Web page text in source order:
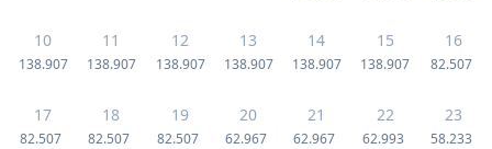
10
138.907
11
138.907
12
138.907
13
138.907
14
138.907
15
138.907
16
82.507
17
82.507
18
82.507
19
82.507
20
62.967
21
62.967
22
62.993
23
58.233